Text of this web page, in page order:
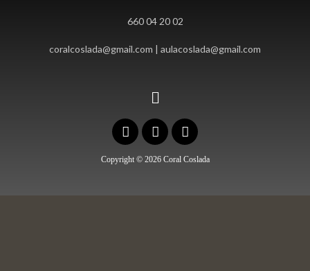
660 04 20 02
coralcoslada@gmail.com | aulacoslada@gmail.com
Copyright © 2026 Coral Coslada